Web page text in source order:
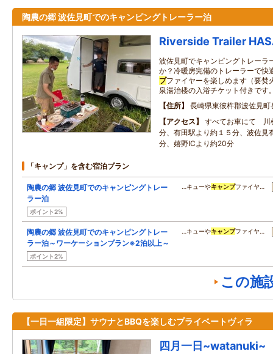
陶農の郷 波佐見町でのキャンピングトレーラー泊
Riverside Trailer
波佐見町でキャンピングトレーラ
か？冷暖房完備のトレーラーで快
プファイヤーを楽しめます（要焚
泉湯治楼の入浴チケット付きです
住所
長崎県東彼杵郡波佐見
アクセス
すべてお車にて 川
分、有田駅より約１５分、波佐見
分、嬉野ICより約20分
「キャンプ」を含む宿泊プラン
陶農の郷 波佐見町でのキャンピングトレー
ラー泊
ポイント2%
…キューやキャンプファイヤ…
陶農の郷 波佐見町でのキャンピングトレー
ラー泊～ワーケーションプラン※2泊以上～
ポイント2%
…キューやキャンプファイヤ…
この施
【一日一組限定】サウナとBBQを楽しむプライベートヴィラ
四月一日~watanuki~